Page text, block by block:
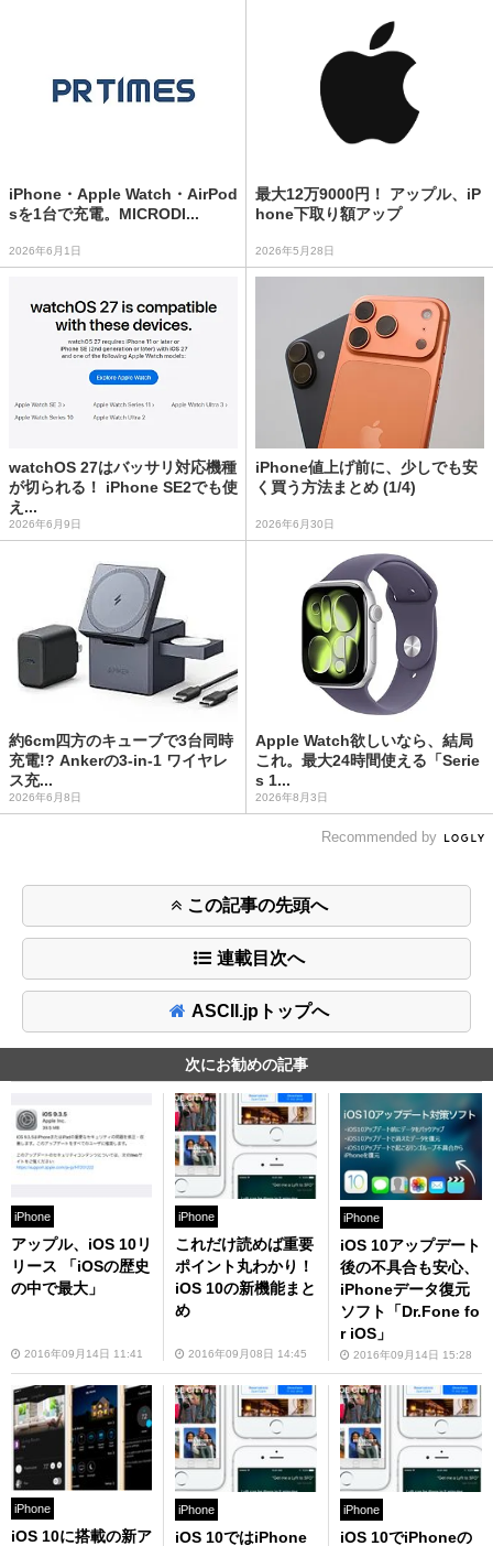
iPhone・Apple Watch・AirPod
sを1台で充電。MICRODI...
2026年6月1日
最大12万9000円！ アップル、iP
hone下取り額アップ
2026年5月28日
watchOS 27はバッサリ対応機種
が切られる！ iPhone SE2でも使
え...
2026年6月9日
iPhone値上げ前に、少しでも安
く買う方法まとめ (1/4)
2026年6月30日
約6cm四方のキューブで3台同時
充電!? Ankerの3-in-1 ワイヤレ
ス充...
2026年6月8日
Apple Watch欲しいなら、結局
これ。最大24時間使える「Serie
s 1...
2026年8月3日
Recommended by
この記事の先頭へ
連載目次へ
ASCII.jpトップへ
次にお勧めの記事
iPhone
アップル、iOS 10リ
リース 「iOSの歴史
の中で最大」
2016年09月14日 11:41
iPhone
これだけ読めば重要
ポイント丸わかり！
iOS 10の新機能まと
め
2016年09月08日 14:45
iPhone
iOS 10アップデート
後の不具合も安心、
iPhoneデータ復元
ソフト「Dr.Fone fo
r iOS」
2016年09月14日 15:28
iPhone
iOS 10に搭載の新ア
iPhone
iOS 10ではiPhone
iPhone
iOS 10でiPhoneの